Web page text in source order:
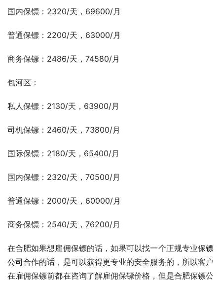
国内保镖：2320/天，69600/月
普通保镖：2200/天，63000/月
商务保镖：2486/天，74580/月
包河区：
私人保镖：2130/天，63900/月
司机保镖：2460/天，73800/月
国际保镖：2180/天，65400/月
国内保镖：2320/天，70500/月
普通保镖：2000/天，60000/月
商务保镖：2540/天，76200/月
在合肥如果想雇佣保镖的话，如果可以找一个正规专业保镖
公司合作的话，是可以获得更专业的安全服务的，所以客户
在雇佣保镖前都在咨询了解雇佣保镖价格，但是合肥保镖公